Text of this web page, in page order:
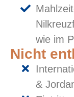
wie im
Nicht
&